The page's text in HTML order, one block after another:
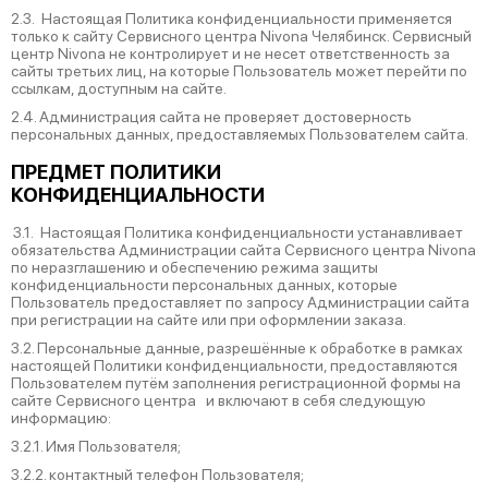
2.3. Настоящая Политика конфиденциальности применяется
только к сайту Сервисного центра Nivona Челябинск. Сервисный
центр Nivona не контролирует и не несет ответственность за
сайты третьих лиц, на которые Пользователь может перейти по
ссылкам, доступным на сайте.
2.4. Администрация сайта не проверяет достоверность
персональных данных, предоставляемых Пользователем сайта.
ПРЕДМЕТ ПОЛИТИКИ
КОНФИДЕНЦИАЛЬНОСТИ
3.1. Настоящая Политика конфиденциальности устанавливает
обязательства Администрации сайта Сервисного центра Nivona
по неразглашению и обеспечению режима защиты
конфиденциальности персональных данных, которые
Пользователь предоставляет по запросу Администрации сайта
при регистрации на сайте или при оформлении заказа.
3.2. Персональные данные, разрешённые к обработке в рамках
настоящей Политики конфиденциальности, предоставляются
Пользователем путём заполнения регистрационной формы на
cайте Сервисного центра и включают в себя следующую
информацию:
3.2.1. Имя Пользователя;
3.2.2. контактный телефон Пользователя;